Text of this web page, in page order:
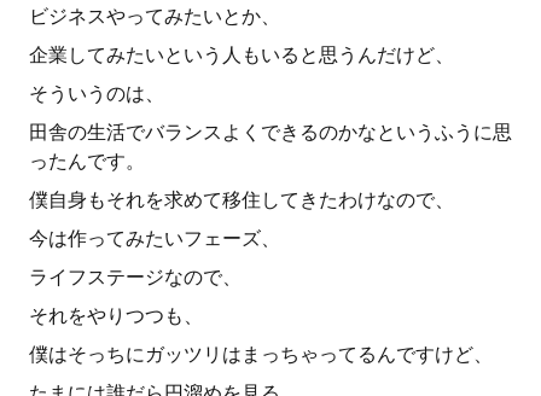
ビジネスやってみたいとか、
企業してみたいという人もいると思うんだけど、
そういうのは、
田舎の生活でバランスよくできるのかなというふうに思
ったんです。
僕自身もそれを求めて移住してきたわけなので、
今は作ってみたいフェーズ、
ライフステージなので、
それをやりつつも、
僕はそっちにガッツリはまっちゃってるんですけど、